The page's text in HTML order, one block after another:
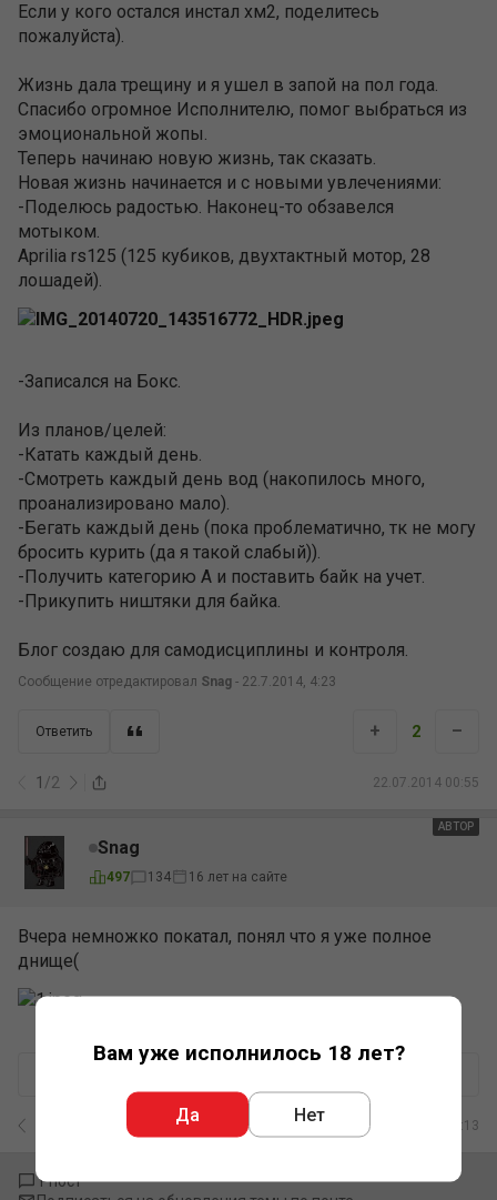
Вам уже исполнилось 18 лет?
Да Нет
Если у кого остался инстал хм2, поделитесь
пожалуйста).
Жизнь дала трещину и я ушел в запой на пол года.
Спасибо огромное Исполнителю, помог выбраться из
эмоциональной жопы.
Теперь начинаю новую жизнь, так сказать.
Новая жизнь начинается и с новыми увлечениями:
-Поделюсь радостью. Наконец-то обзавелся
мотыком.
Aprilia rs125 (125 кубиков, двухтактный мотор, 28
лошадей).
-Записался на Бокс.
Из планов/целей:
-Катать каждый день.
-Смотреть каждый день вод (накопилось много,
проанализировано мало).
-Бегать каждый день (пока проблематично, тк не могу
бросить курить (да я такой слабый)).
-Получить категорию А и поставить байк на учет.
-Прикупить ништяки для байка.
Блог создаю для самодисциплины и контроля.
Сообщение отредактировал Snag - 22.7.2014, 4:23
Ответить
1 /2 22.07.2014 00:55
+ 2 –
АВТОР
Snag
497 134 16 лет на сайте
Вчера немножко покатал, понял что я уже полное
днище(
22.07.2014 23:13
1 пост